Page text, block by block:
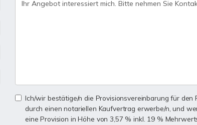
Ich/wir bestätige/n die Provisionsvereinbarung für den
durch einen notariellen Kaufvertrag erwerbe/n, und
eine Provision in Höhe von 3,57 % inkl. 19 %